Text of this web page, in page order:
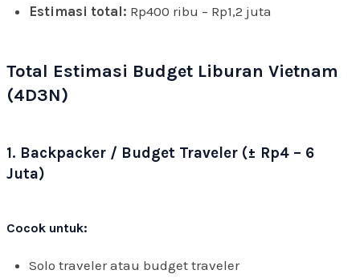
Estimasi total: Rp400 ribu – Rp1,2 juta
Total Estimasi Budget Liburan Vietnam
(4D3N)
1. Backpacker / Budget Traveler (± Rp4 – 6
Juta)
Cocok untuk:
Solo traveler atau budget traveler